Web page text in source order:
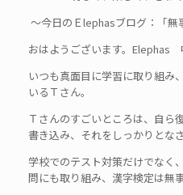
～今日のＥlephasブログ：「無
おはようございます。Elephas
いつも真面目に学習に取り組み
いるＴさん。
Ｔさんのすごいところは、自ら
書き込み、それをしっかりとな
学校でのテスト対策だけでなく
問にも取り組み、漢字検定は無